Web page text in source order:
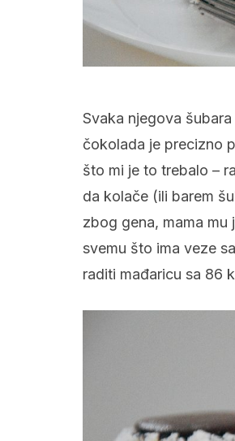
Svaka njegova
čokolada je precizno
što mi je to trebalo –
da kolače (ili barem
zbog gena, mama mu
svemu što ima veze
raditi mađaricu sa 86